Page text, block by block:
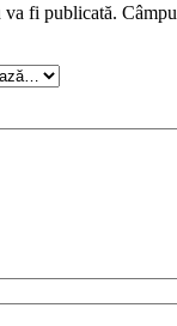
va fi publicată.